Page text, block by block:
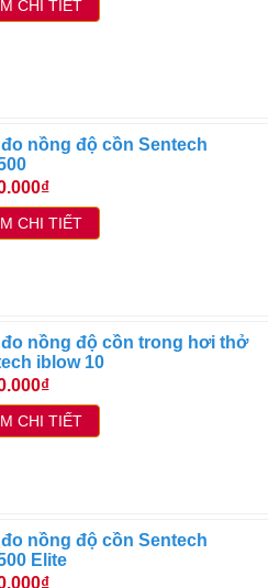
CHI TIẾT
đo nồng độ cồn Sentech
CHI TIẾT
đo nồng độ cồn trong hơi thở
iblow 10
CHI TIẾT
đo nồng độ cồn Sentech
Elite